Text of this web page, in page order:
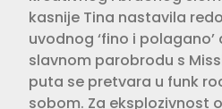
kasnije Tina nastavila
uvodnog ‘fino i
slavnom parobrodu s
puta se pretvara u funk
sobom. Za eksplozivnost